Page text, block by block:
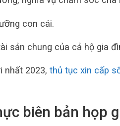
con cái.
sản chung của cả hộ gia
nhất 2023, thủ tục xin cấp
biên bản họp